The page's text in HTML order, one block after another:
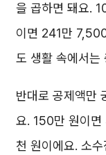
을 곱하면 돼요.
이면 241만
도 생활 속에서는
반대로 공제액만
요. 150만 원이
천 원이에요. 소